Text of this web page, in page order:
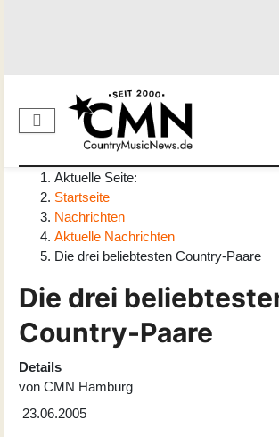
Aktuelle Seite:
Startseite
Nachrichten
Aktuelle Nachrichten
Die drei beliebtesten Country-Paare
Die drei
Country-Paare
Details
von CMN Hamburg
23.06.2005